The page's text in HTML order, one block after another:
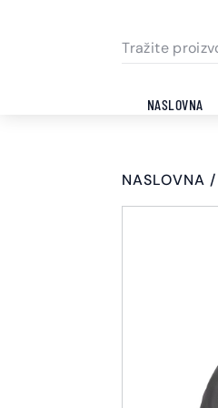
NASLOVNA
NASLOVNA